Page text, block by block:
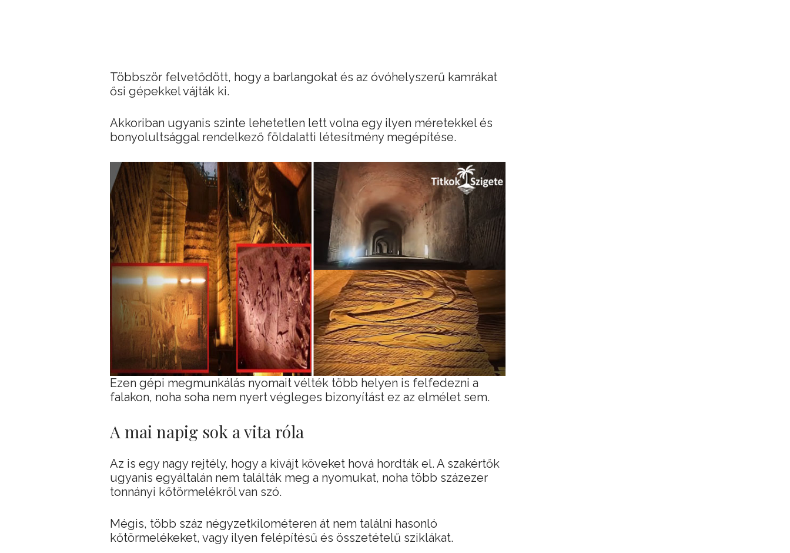
Többször felvetődött, hogy a barlangokat és az óvóhelyszerű kamrákat
ősi gépekkel vájták ki.
Akkoriban ugyanis szinte lehetetlen lett volna egy ilyen méretekkel és
bonyolultsággal rendelkező földalatti létesítmény megépítése.
Ezen gépi megmunkálás nyomait vélték több helyen is felfedezni a
falakon, noha soha nem nyert végleges bizonyítást ez az elmélet sem.
A mai napig sok a vita róla
Az is egy nagy rejtély, hogy a kivájt köveket hová hordták el. A szakértők
ugyanis egyáltalán nem találták meg a nyomukat, noha több százezer
tonnányi kőtörmelékről van szó.
Mégis, több száz négyzetkilométeren át nem találni hasonló
kőtörmelékeket, vagy ilyen felépítésű és összetételű sziklákat.